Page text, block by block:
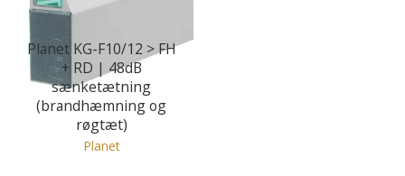
Planet KG-F10/12 > FH
+ RD | 48dB
sænketætning
(brandhæmning og
røgtæt)
Planet